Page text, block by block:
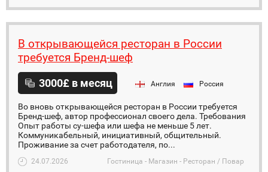
В открывающейся ресторан в России
требуется Бренд-шеф
3000£ в месяц Англия Россия
Во вновь открывающейся ресторан в России требуется
Бренд-шеф, автор профессионал своего дела. Требования
Опыт работы су-шефа или шефа не меньше 5 лет.
Коммуникабельный, инициативный, общительный.
Проживание за счет работодателя, по...
24.07.2026 Гостиница - Магазин - Ресторан / Повар